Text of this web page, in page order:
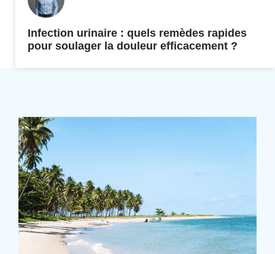
Infection urinaire : quels remèdes rapides
pour soulager la douleur efficacement ?